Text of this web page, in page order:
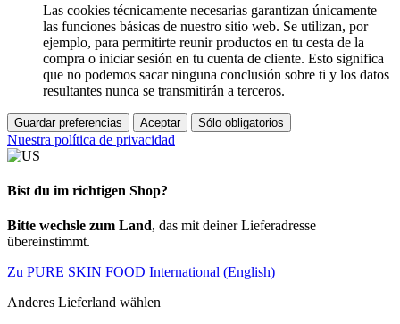
Las cookies técnicamente necesarias garantizan únicamente
las funciones básicas de nuestro sitio web. Se utilizan, por
ejemplo, para permitirte reunir productos en tu cesta de la
compra o iniciar sesión en tu cuenta de cliente. Esto significa
que no podemos sacar ninguna conclusión sobre ti y los datos
resultantes nunca se transmitirán a terceros.
Guardar preferencias Aceptar Sólo obligatorios
Nuestra política de privacidad
Bist du im richtigen Shop?
Bitte wechsle zum Land, das mit deiner Lieferadresse
übereinstimmt.
Zu PURE SKIN FOOD International (English)
Anderes Lieferland wählen